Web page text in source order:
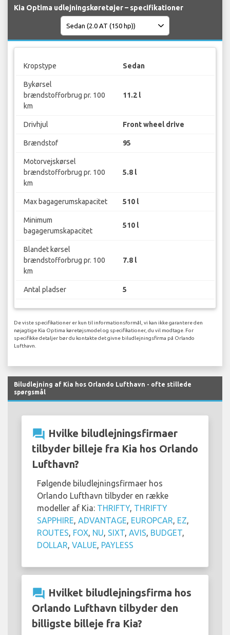
Kia Optima udlejningskøretøjer – specifikationer
Kropstype Sedan
Bykørsel
brændstofforbrug pr. 100
km
11.2 l
Drivhjul Front wheel drive
Brændstof 95
Motorvejskørsel
brændstofforbrug pr. 100
km
5.8 l
Max bagagerumskapacitet 510 l
Minimum
bagagerumskapacitet
510 l
Blandet kørsel
brændstofforbrug pr. 100
km
7.8 l
Antal pladser 5
De viste specifikationer er kun til informationsformål, vi kan ikke garantere den
nøjagtige Kia Optima køretøjsmodel og specifikationer, du vil modtage. For
specifikke detaljer bør du kontakte det givne biludlejningsfirma på Orlando
Lufthavn.
Biludlejning af Kia hos Orlando Lufthavn - ofte stillede
spørgsmål
question_answer Hvilke biludlejningsfirmaer
tilbyder billeje fra Kia hos Orlando
Lufthavn?
Følgende biludlejningsfirmaer hos
Orlando Lufthavn tilbyder en række
modeller af Kia: THRIFTY, THRIFTY
SAPPHIRE, ADVANTAGE, EUROPCAR, EZ,
ROUTES, FOX, NU, SIXT, AVIS, BUDGET,
DOLLAR, VALUE, PAYLESS
question_answer Hvilket biludlejningsfirma hos
Orlando Lufthavn tilbyder den
billigste billeje fra Kia?